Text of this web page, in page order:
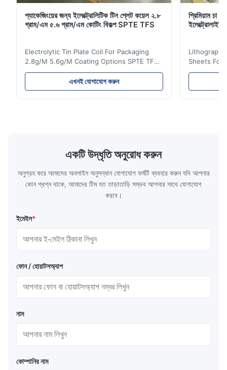
প্যাকেজিংয়ের জন্য ইলেক্ট্রোলিটিক টিন প্লেট কয়েল ২.৮
গ্রাম/এম ৫.৬ গ্রাম/এম কোটিং বিকল্প SPTE TFS
Electrolytic Tin Plate Coil For Packaging
2.8g/M 5.6g/M Coating Options SPTE TFS
Electrolytic Tin Plate Coil for Packaging -
2.8/2.8 & 5.6/5.6g/m Coating Options SPTE
TFS Electrolytic Tin Plate (ETP) represents
robust and adaptable. Engineered
specifically for
এখনই যোগাযোগ করুন
প্রিমিয়াম চা
Sheets For
929mm
packaging
একটি উদ্ধৃতি অনুরোধ করুন
অনুগ্রহ করে আমাদের অনলাইন অনুসন্ধান যোগাযোগ ফর্মটি ব্যবহার করুন যদি আপনার
কোন প্রশ্ন থাকে, আমাদের টিম যত তাড়াতাড়ি সম্ভব আপনার সাথে যোগাযোগ
করবে।
ইমেইল*
ফোন / হোয়াটসঅ্যাপ
নাম
কোম্পানির নাম